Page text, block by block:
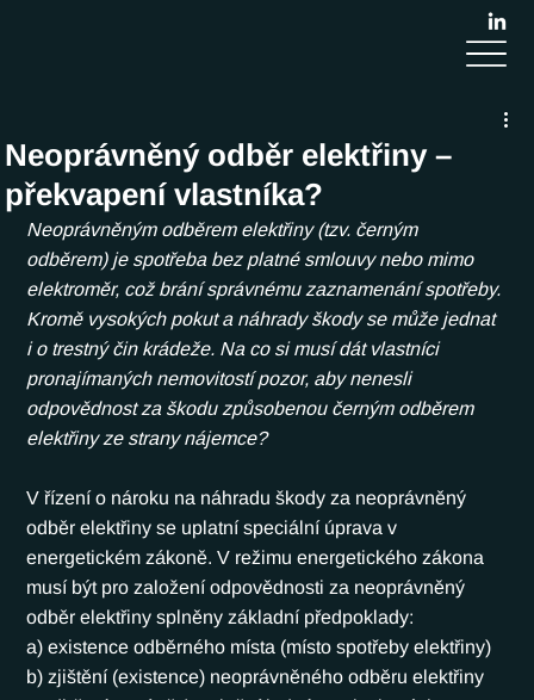
Neoprávněný odběr elektřiny –
překvapení vlastníka?
Neoprávněným odběrem elektřiny (tzv. černým
odběrem) je spotřeba bez platné smlouvy nebo mimo
elektroměr, což brání správnému zaznamenání spotřeby.
Kromě vysokých pokut a náhrady škody se může jednat
i o trestný čin krádeže. Na co si musí dát vlastníci
pronajímaných nemovitostí pozor, aby nenesli
odpovědnost za škodu způsobenou černým odběrem
elektřiny ze strany nájemce?
V řízení o nároku na náhradu škody za neoprávněný
odběr elektřiny se uplatní speciální úprava v
energetickém zákoně. V režimu energetického zákona
musí být pro založení odpovědnosti za neoprávněný
odběr elektřiny splněny základní předpoklady:
a) existence odběrného místa (místo spotřeby elektřiny)
b) zjištění (existence) neoprávněného odběru elektřiny